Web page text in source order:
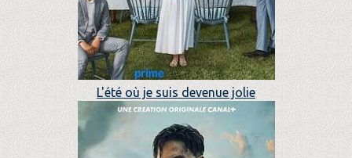
L'été où je suis devenue jolie